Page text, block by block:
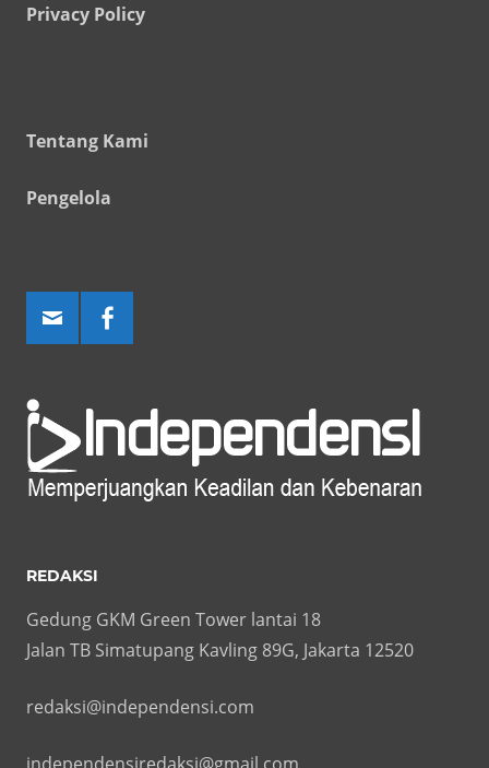
Privacy Policy
Tentang Kami
Pengelola
REDAKSI
Gedung GKM Green Tower lantai 18
Jalan TB Simatupang Kavling 89G, Jakarta 12520
redaksi@independensi.com
independensiredaksi@gmail.com